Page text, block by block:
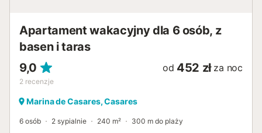
podana przed potwierdzeniem rezerwacji i dokonaniem
płatności....
Apartament wakacyjny dla 6 osób, z
basen i taras
9,0
2 recenzje
od 452 zł za noc
Marina de Casares, Casares
6 osób 2 sypialnie 240 m² 300 m do plaży